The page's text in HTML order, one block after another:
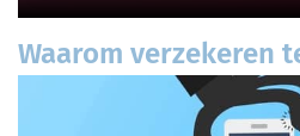
Waarom verzekeren